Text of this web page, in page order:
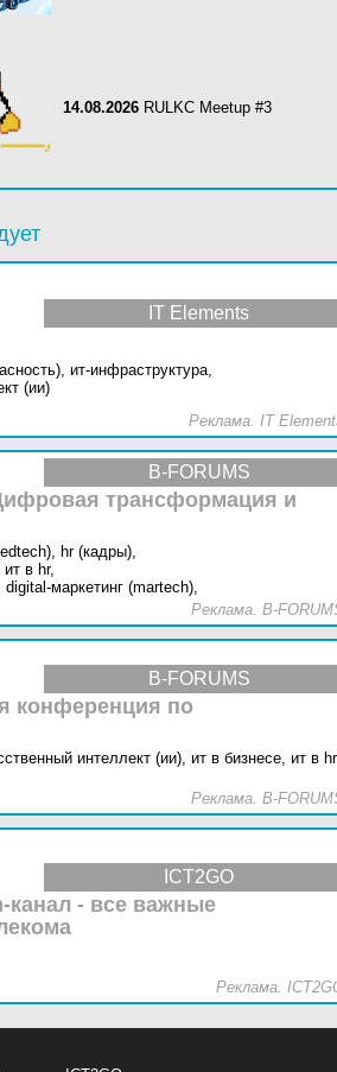
14.08.2026 RULKC Meetup #3
IT Elements
ит-инфраструктура,
(ии)
Реклама. IT
B-FORUMS
трансформация и
hr (кадры),
ит в hr,
digital-маркетинг (martech),
Реклама. B-
B-FORUMS
конференция по
интеллект (ии), ит в бизнесе, ит в
Реклама. B-
ICT2GO
канал - все важные
Реклама.